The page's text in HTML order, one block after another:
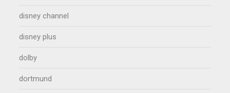
disney channel
disney plus
dolby
dortmund